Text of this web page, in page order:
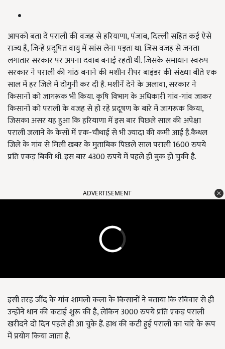
आपको बता दें पराली की वजह से हरियाणा, पंजाब, दिल्ली सहित कई ऐसे
राज्य हैं, जिन्हें प्रदूषित वायु में सांस लेना पड़ता था. जिस वजह से जनता
लगातार सरकार पर अपना दवाब बनाई रहती थी. जिसके समाधान स्वरुप
सरकार ने पराली की गांठ बनाने की मशीन रीपर बाइंडर की संख्या बीते एक
साल में हर जिले में दोगुनी कर दी है. मशीनें देने के अलावा, सरकार ने
किसानों को जागरूक भी किया. कृषि विभाग के अधिकारी गांव-गांव जाकर
किसानों को पराली के वजह से हो रहे प्रदूषण के बारे में जागरूक किया,
जिसका असर यह हुआ कि हरियाणा में इस बार पिछले साल की अपेक्षा
पराली जलाने के केसों में एक-चौथाई से भी ज्यादा की कमी आई है.कैथल
जिले के गांव से मिली खबर के मुताबिक पिछले साल पराली 1600 रुपये
प्रति एकड़ बिकी थी. इस बार 4300 रुपये में पहले ही बुक हो चुकी है.
ADVERTISEMENT
इसी तरह जींद के गांव शामलो कला के किसानों ने बताया कि रविवार से ही
उन्होंने धान की कटाई शुरू की है, लेकिन 3000 रुपये प्रति एकड़ पराली
खरीदने दो दिन पहले ही आ चुके हैं. हाथ की कटी हुई पराली का चारे के रूप
में प्रयोग किया जाता है.